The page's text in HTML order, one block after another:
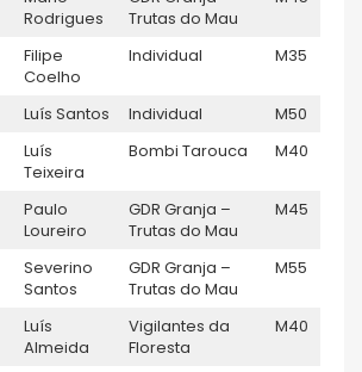
Rodrigues
Trutas do Mau
Filipe
Coelho
Individual M35
Luís Santos Individual M50
Luís
Teixeira
Bombi Tarouca M40
Paulo
Loureiro
GDR Granja –
Trutas do Mau
M45
Severino
Santos
GDR Granja –
Trutas do Mau
M55
Luís
Almeida
Vigilantes da
Floresta
M40